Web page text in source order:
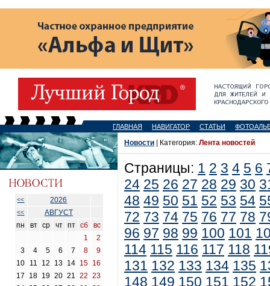
ГЛАВНАЯ НАВИГАТОР СТАТЬИ
<< 2026
<<
АВГУСТ
пн
вт ср чт пт сб
вс
1
2
3
4 5 6 7 8
9
10
11 12 13 14 15 16
17
18 19 20 21 22
23
Новости | Категория: Лента новостей
Страницы: 1 2 3 4 5 6
24 25 26 27 28 29 30
48 49 50 51 52 53 54
72 73 74 75 76 77 78
96 97 98 99 100 101
114 115 116 117 118
131 132 133 134 135
148 149 150 151 152